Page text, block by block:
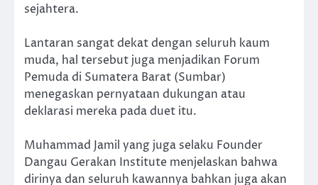
sejahtera.
Lantaran sangat dekat dengan seluruh kaum
muda, hal tersebut juga menjadikan Forum
Pemuda di Sumatera Barat (Sumbar)
menegaskan pernyataan dukungan atau
deklarasi mereka pada duet itu.
Muhammad Jamil yang juga selaku Founder
Dangau Gerakan Institute menjelaskan bahwa
dirinya dan seluruh kawannya bahkan juga akan